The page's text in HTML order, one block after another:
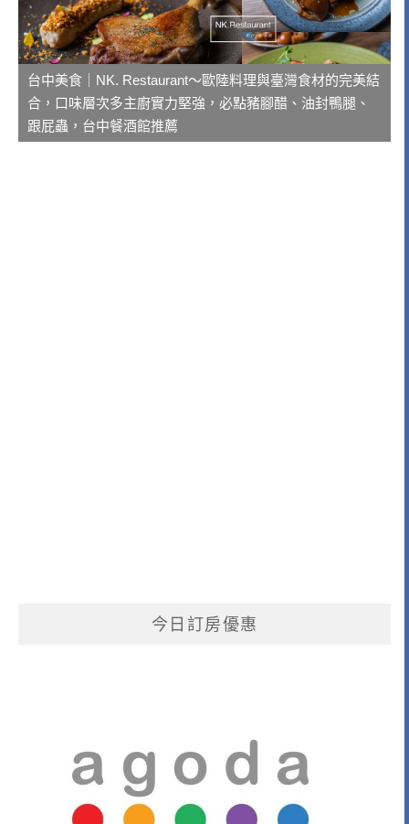
台中美食｜NK. Restaurant～歐陸料理與臺灣食材的完美結
合，口味層次多主廚實力堅強，必點豬腳醋、油封鴨腿、
跟屁蟲，台中餐酒館推薦
今日訂房優惠